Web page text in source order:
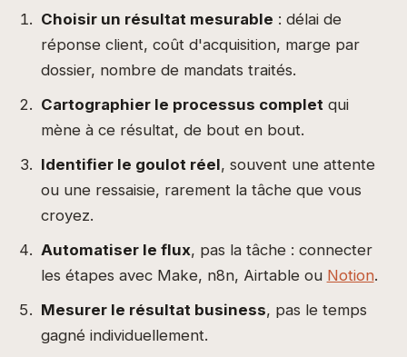
Choisir un résultat mesurable : délai de
réponse client, coût d'acquisition, marge par
dossier, nombre de mandats traités.
Cartographier le processus complet qui
mène à ce résultat, de bout en bout.
Identifier le goulot réel, souvent une attente
ou une ressaisie, rarement la tâche que vous
croyez.
Automatiser le flux, pas la tâche : connecter
les étapes avec Make, n8n, Airtable ou Notion.
Mesurer le résultat business, pas le temps
gagné individuellement.